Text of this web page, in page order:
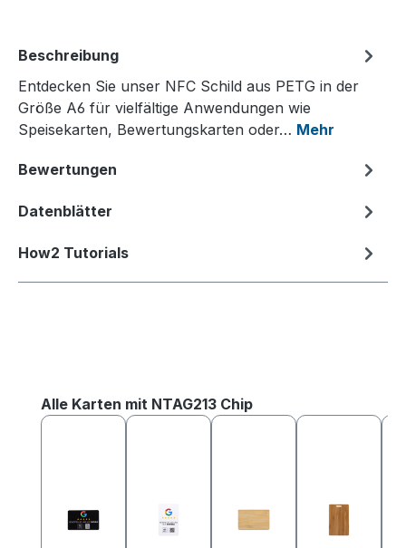
Beschreibung
Entdecken Sie unser NFC Schild aus PETG in der
Größe A6 für vielfältige Anwendungen wie
Speisekarten, Bewertungskarten oder… Mehr
Bewertungen
Datenblätter
How2 Tutorials
Produktgalerie überspringen
Alle Karten mit NTAG213 Chip